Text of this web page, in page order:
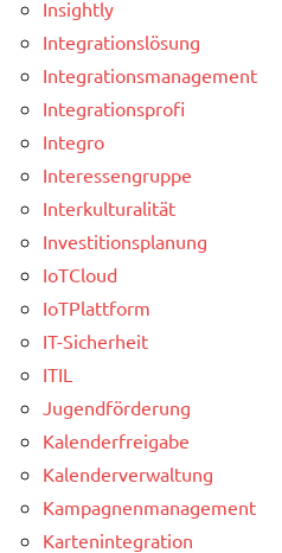
Insightly
Integrationslösung
Integrationsmanagement
Integrationsprofi
Integro
Interessengruppe
Interkulturalität
Investitionsplanung
IoTCloud
IoTPlattform
IT-Sicherheit
ITIL
Jugendförderung
Kalenderfreigabe
Kalenderverwaltung
Kampagnenmanagement
Kartenintegration